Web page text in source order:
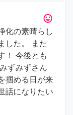
tag_faces
化の素晴らし
した。 また
！ 今後とも
ずみずさん
掴める日が来
話になりたい